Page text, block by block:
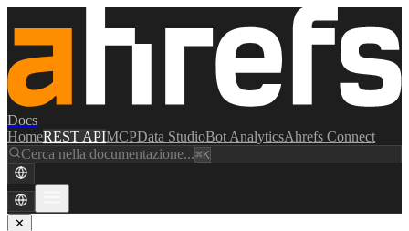
Docs
HomeREST APIMCPData StudioBot AnalyticsAhrefs Connect
Cerca nella documentazione...⌘K
✕